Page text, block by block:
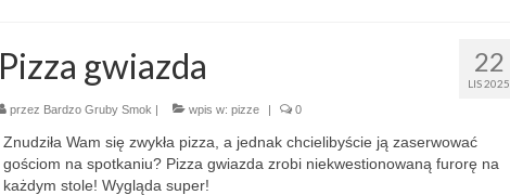
22
LIS 2025
Pizza gwiazda
przez Bardzo Gruby Smok | wpis w: pizze | 0
Znudziła Wam się zwykła pizza, a jednak chcielibyście ją zaserwować
gościom na spotkaniu? Pizza gwiazda zrobi niekwestionowaną furorę na
każdym stole! Wygląda super!